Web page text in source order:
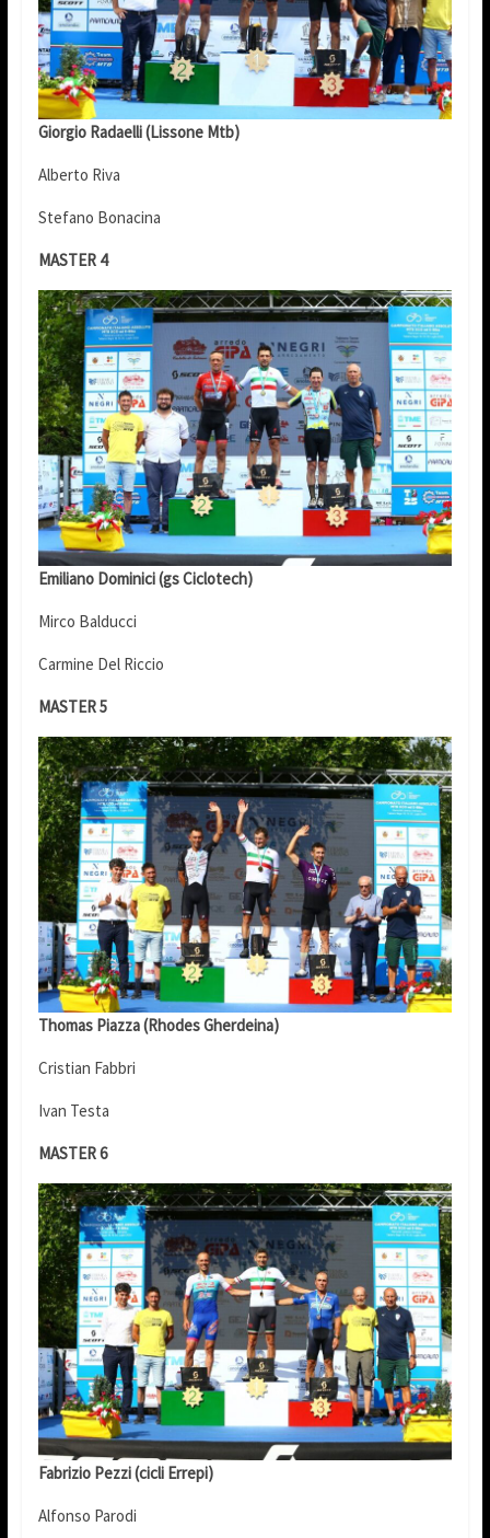
Giorgio Radaelli (Lissone Mtb)
Alberto Riva
Stefano Bonacina
MASTER 4
Emiliano Dominici (gs Ciclotech)
Mirco Balducci
Carmine Del Riccio
MASTER 5
Thomas Piazza (Rhodes Gherdeina)
Cristian Fabbri
Ivan Testa
MASTER 6
Fabrizio Pezzi (cicli Errepi)
Alfonso Parodi